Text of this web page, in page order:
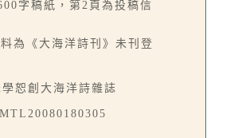
字稿紙，第2頁為投稿信
為《大海洋詩刊》未刊登
學恕創大海洋詩雜誌